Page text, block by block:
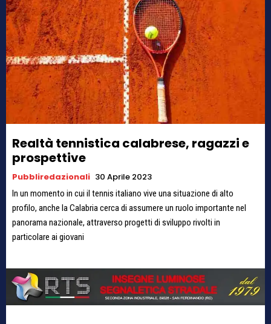
Realtà tennistica calabrese, ragazzi e
prospettive
Pubbliredazionali 30 Aprile 2023
In un momento in cui il tennis italiano vive una situazione di alto
profilo, anche la Calabria cerca di assumere un ruolo importante nel
panorama nazionale, attraverso progetti di sviluppo rivolti in
particolare ai giovani